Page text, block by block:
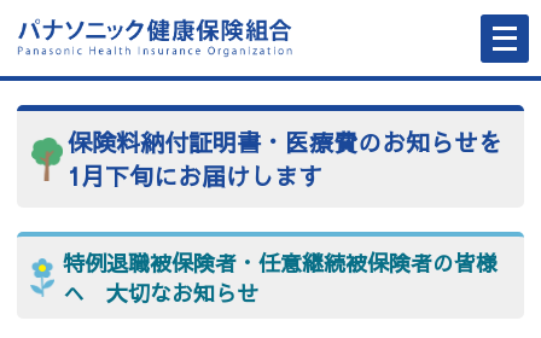
メ
ニ
ュ
ー
開
く
保険料納付証明書・医療費のお知らせを
1月下旬にお届けします
特例退職被保険者・任意継続被保険者の皆様
へ 大切なお知らせ